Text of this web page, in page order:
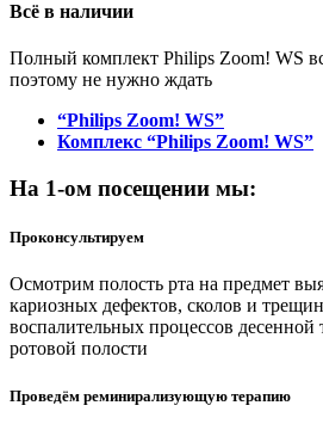
Всё в наличии
Полный комплект Philips Zoom! WS
поэтому не нужно ждать
“Philips Zoom! WS”
Комплекс “Philips Zoom! WS”
На 1-ом посещении мы:
Проконсультируем
Осмотрим полость рта на предмет
кариозных дефектов, сколов и
воспалительных процессов десенной
ротовой полости
Проведём реминирализующую терапию